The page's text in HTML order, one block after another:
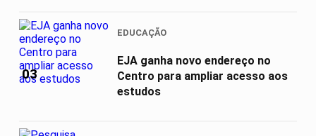
03
EDUCAÇÃO
EJA ganha novo endereço no
Centro para ampliar acesso aos
estudos